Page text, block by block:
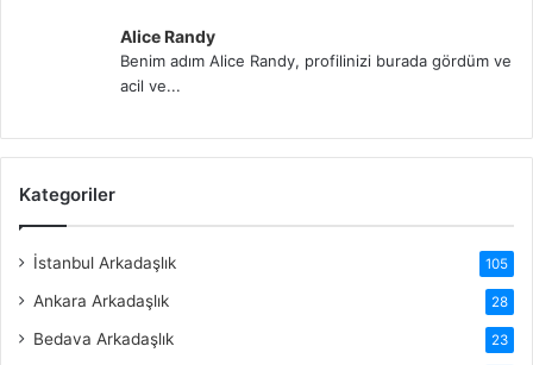
Alice Randy
Benim adım Alice Randy, profilinizi burada gördüm ve
acil ve...
Kategoriler
İstanbul Arkadaşlık 105
Ankara Arkadaşlık 28
Bedava Arkadaşlık 23